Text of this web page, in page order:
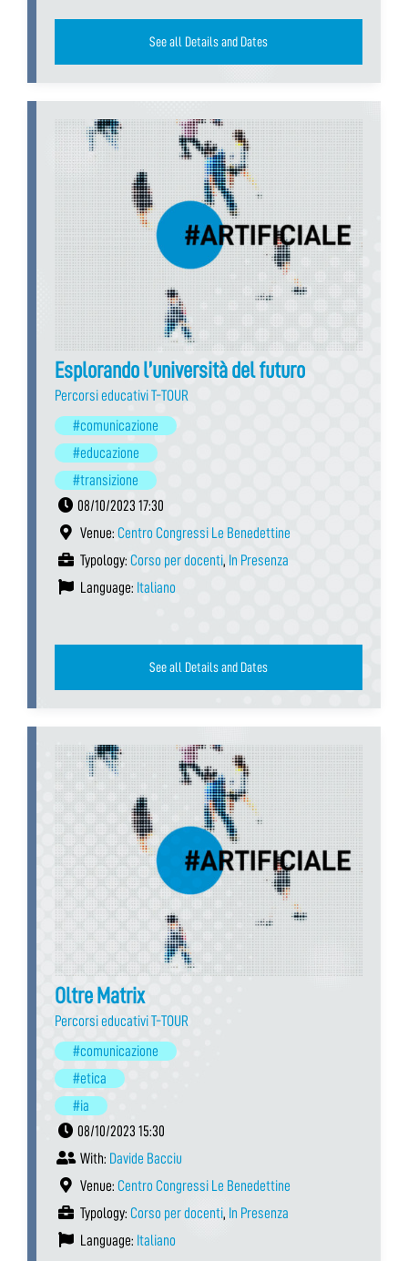
See all Details and Dates
Esplorando l’università del futuro
Percorsi educativi T-TOUR
#comunicazione
#educazione
#transizione
08/10/2023 17:30
Venue: Centro Congressi Le Benedettine
Typology: Corso per docenti, In Presenza
Language: Italiano
See all Details and Dates
Oltre Matrix
Percorsi educativi T-TOUR
#comunicazione
#etica
#ia
08/10/2023 15:30
With: Davide Bacciu
Venue: Centro Congressi Le Benedettine
Typology: Corso per docenti, In Presenza
Language: Italiano